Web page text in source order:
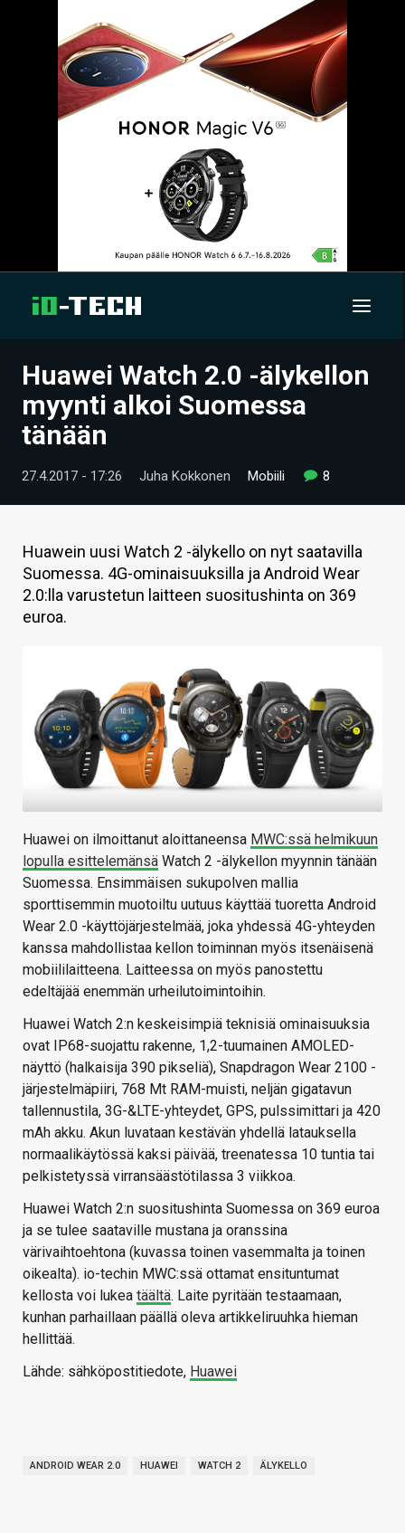
UUTISET
ARTIKKELIT
VIDEOT
TECHBBS
TIETOA
HINTA.FI
KAUPPA
HAKU
Huawei Watch 2.0 -älykellon
myynti alkoi Suomessa
tänään
27.4.2017 - 17:26 Juha Kokkonen Mobiili 8
Huawein uusi Watch 2 -älykello on nyt saatavilla
Suomessa. 4G-ominaisuuksilla ja Android Wear
2.0:lla varustetun laitteen suositushinta on 369
euroa.
Huawei on ilmoittanut aloittaneensa MWC:ssä helmikuun
lopulla esittelemänsä Watch 2 -älykellon myynnin tänään
Suomessa. Ensimmäisen sukupolven mallia
sporttisemmin muotoiltu uutuus käyttää tuoretta Android
Wear 2.0 -käyttöjärjestelmää, joka yhdessä 4G-yhteyden
kanssa mahdollistaa kellon toiminnan myös itsenäisenä
mobiililaitteena. Laitteessa on myös panostettu
edeltäjää enemmän urheilutoimintoihin.
Huawei Watch 2:n keskeisimpiä teknisiä ominaisuuksia
ovat IP68-suojattu rakenne, 1,2-tuumainen AMOLED-
näyttö (halkaisija 390 pikseliä), Snapdragon Wear 2100 -
järjestelmäpiiri, 768 Mt RAM-muisti, neljän gigatavun
tallennustila, 3G-&LTE-yhteydet, GPS, pulssimittari ja 420
mAh akku. Akun luvataan kestävän yhdellä latauksella
normaalikäytössä kaksi päivää, treenatessa 10 tuntia tai
pelkistetyssä virransäästötilassa 3 viikkoa.
Huawei Watch 2:n suositushinta Suomessa on 369 euroa
ja se tulee saataville mustana ja oranssina
värivaihtoehtona (kuvassa toinen vasemmalta ja toinen
oikealta). io-techin MWC:ssä ottamat ensituntumat
kellosta voi lukea täältä. Laite pyritään testaamaan,
kunhan parhaillaan päällä oleva artikkeliruuhka hieman
hellittää.
Lähde: sähköpostitiedote, Huawei
ANDROID WEAR 2.0 HUAWEI WATCH 2 ÄLYKELLO